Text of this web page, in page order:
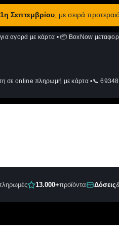
1η Σεπτεμβρίου, με σειρά
αγορά με κάρτα • 📦 BoxNow
σε online πληρωμή με κάρτα •📞
13.000+προϊόντα Δόσεις